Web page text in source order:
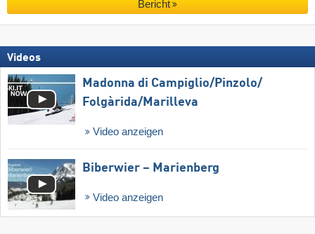
Bericht
Videos
Madonna di Campiglio/​Pinzolo/​
Folgàrida/​Marilleva
Video anzeigen
Biberwier – Marienberg
Video anzeigen